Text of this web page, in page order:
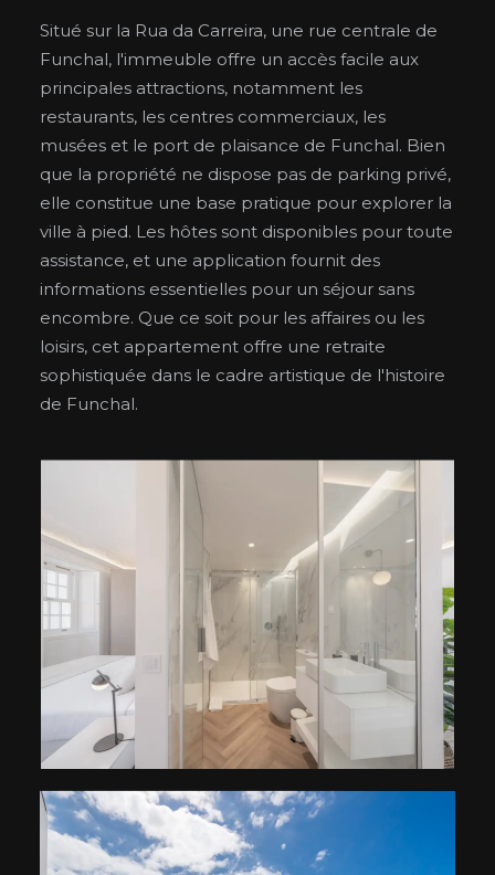
Situé sur la Rua da Carreira, une rue centrale de
Funchal, l'immeuble offre un accès facile aux
principales attractions, notamment les
restaurants, les centres commerciaux, les
musées et le port de plaisance de Funchal. Bien
que la propriété ne dispose pas de parking privé,
elle constitue une base pratique pour explorer la
ville à pied. Les hôtes sont disponibles pour toute
assistance, et une application fournit des
informations essentielles pour un séjour sans
encombre. Que ce soit pour les affaires ou les
loisirs, cet appartement offre une retraite
sophistiquée dans le cadre artistique de l'histoire
de Funchal.